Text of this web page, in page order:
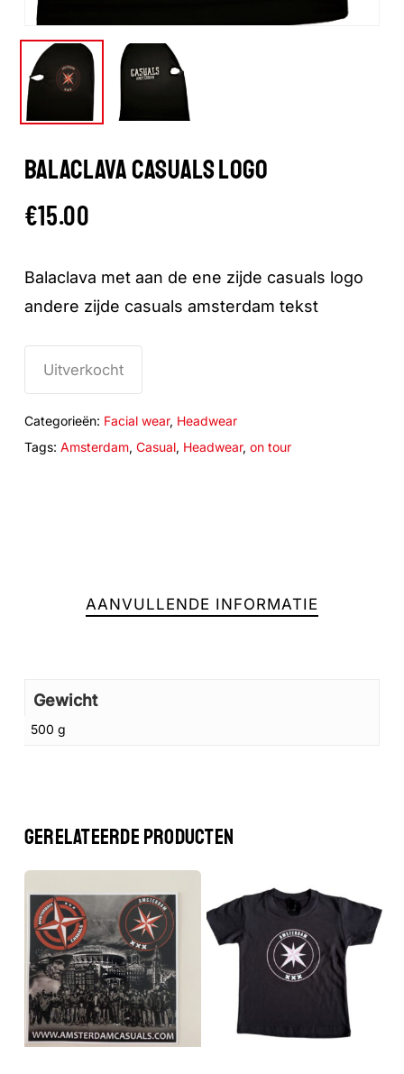
Geen producten in de winkelwagen.
GA NAAR DE WINKEL
BALACLAVA CASUALS LOGO
€15.00
Balaclava met aan de ene zijde casuals logo
andere zijde casuals amsterdam tekst
Uitverkocht
Categorieën: Facial wear, Headwear
Tags: Amsterdam, Casual, Headwear, on tour
AANVULLENDE INFORMATIE
Gewicht
500 g
GERELATEERDE PRODUCTEN